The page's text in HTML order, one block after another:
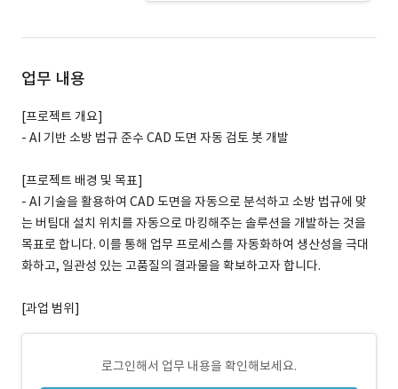
업무 내용
[프로젝트 개요]
- AI 기반 소방 법규 준수 CAD 도면 자동 검토 봇 개발
[프로젝트 배경 및 목표]
- AI 기술을 활용하여 CAD 도면을 자동으로 분석하고 소방 법규에 맞
는 버팀대 설치 위치를 자동으로 마킹해주는 솔루션을 개발하는 것을
목표로 합니다. 이를 통해 업무 프로세스를 자동화하여 생산성을 극대
화하고, 일관성 있는 고품질의 결과물을 확보하고자 합니다.
[과업 범위]
로그인해서 업무 내용을 확인해보세요.